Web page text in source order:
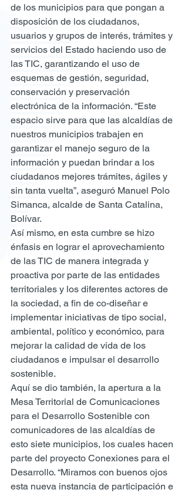
de los municipios para que pongan a
disposición de los ciudadanos,
usuarios y grupos de interés, trámites y
servicios del Estado haciendo uso de
las TIC, garantizando el uso de
esquemas de gestión, seguridad,
conservación y preservación
electrónica de la información. “Este
espacio sirve para que las alcaldías de
nuestros municipios trabajen en
garantizar el manejo seguro de la
información y puedan brindar a los
ciudadanos mejores trámites, ágiles y
sin tanta vuelta”, aseguró Manuel Polo
Simanca, alcalde de Santa Catalina,
Bolívar.
Así mismo, en esta cumbre se hizo
énfasis en lograr el aprovechamiento
de las TIC de manera integrada y
proactiva por parte de las entidades
territoriales y los diferentes actores de
la sociedad, a fin de co-diseñar e
implementar iniciativas de tipo social,
ambiental, político y económico, para
mejorar la calidad de vida de los
ciudadanos e impulsar el desarrollo
sostenible.
Aquí se dio también, la apertura a la
Mesa Territorial de Comunicaciones
para el Desarrollo Sostenible con
comunicadores de las alcaldías de
esto siete municipios, los cuales hacen
parte del proyecto Conexiones para el
Desarrollo. “Miramos con buenos ojos
esta nueva instancia de participación e